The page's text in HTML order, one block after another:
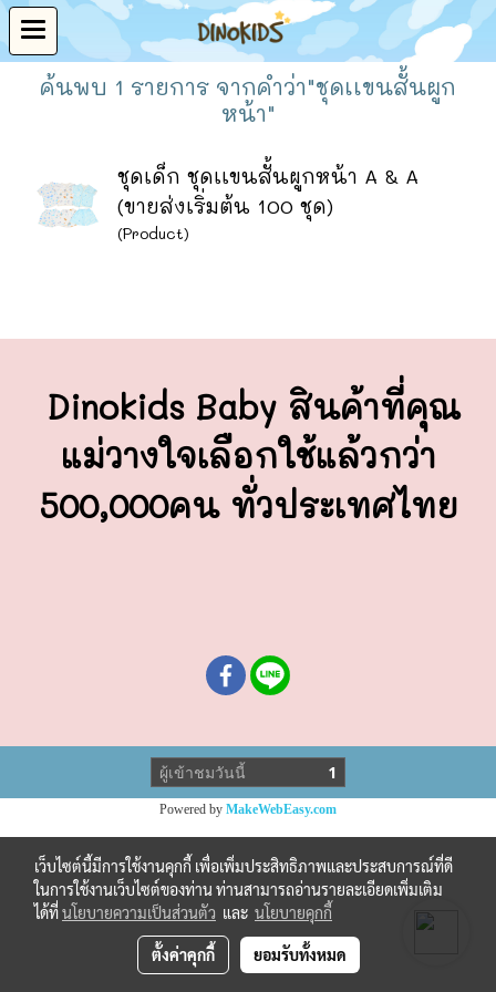
ค้นพบ 1 รายการ จากคำว่า"ชุดเเขนสั้นผูก
หน้า"
ชุดเด็ก ชุดเเขนสั้นผูกหน้า A & A
(ขายส่งเริ่มต้น 100 ชุด)
(Product)
Dinokids Baby สินค้าที่คุณ
แม่วางใจเลือกใช้แล้วกว่า
500,000คน ทั่วประเทศไทย
ผู้เข้าชมวันนี้ 1
Powered by MakeWebEasy.com
เว็บไซต์นี้มีการใช้งานคุกกี้ เพื่อเพิ่มประสิทธิภาพและประสบการณ์ที่ดี
ในการใช้งานเว็บไซต์ของท่าน ท่านสามารถอ่านรายละเอียดเพิ่มเติม
ได้ที่นโยบายความเป็นส่วนตัว และ นโยบายคุกกี้
ตั้งค่าคุกกี้ ยอมรับทั้งหมด